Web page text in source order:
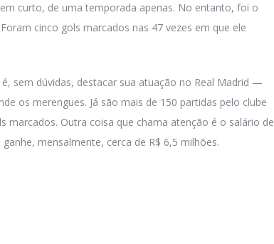
curto, de uma temporada apenas. No entanto, foi o
cinco gols marcados nas 47 vezes em que ele
sem dúvidas, destacar sua atuação no Real Madrid —
os merengues. Já são mais de 150 partidas pelo clube
marcados. Outra coisa que chama atenção é o salário de
mensalmente, cerca de R$ 6,5 milhões.